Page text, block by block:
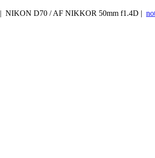
| NIKON D70 / AF NIKKOR 50mm f1.4D |